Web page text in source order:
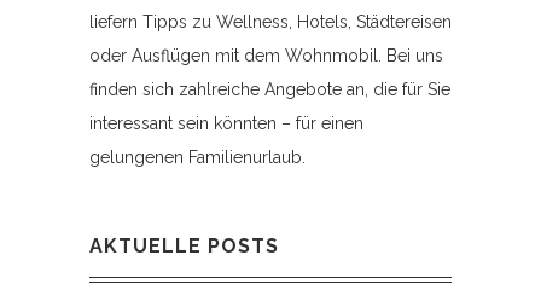
liefern Tipps zu Wellness, Hotels, Städtereisen
oder Ausflügen mit dem Wohnmobil. Bei uns
finden sich zahlreiche Angebote an, die für Sie
interessant sein könnten – für einen
gelungenen Familienurlaub.
AKTUELLE POSTS